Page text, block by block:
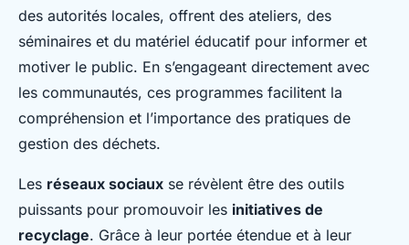
des autorités locales, offrent des ateliers, des
séminaires et du matériel éducatif pour informer et
motiver le public. En s’engageant directement avec
les communautés, ces programmes facilitent la
compréhension et l’importance des pratiques de
gestion des déchets.
Les réseaux sociaux se révèlent être des outils
puissants pour promouvoir les initiatives de
recyclage. Grâce à leur portée étendue et à leur